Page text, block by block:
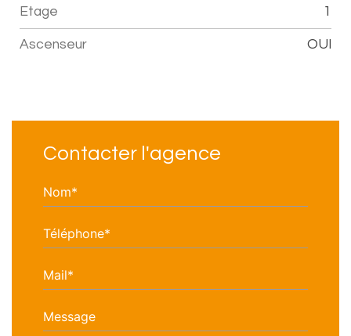
Etage 1
Ascenseur OUI
Contacter l'agence
Nom*
Téléphone*
Mail*
Message